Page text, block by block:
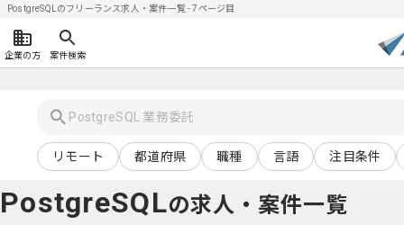
PostgreSQLのフリーランス求人・案件一覧 - 7ページ目
企業の方 案件検索
リモート 都道府県 職種 言語 注目条件
PostgreSQLの求人・案件一覧